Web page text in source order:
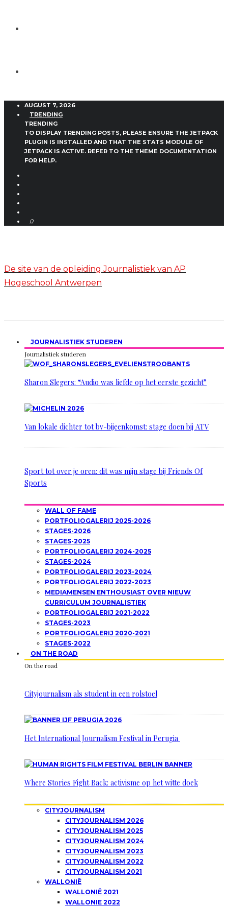
AUGUST 7, 2026
TRENDING
TRENDING
TO DISPLAY TRENDING POSTS, PLEASE ENSURE THE JETPACK
PLUGIN IS INSTALLED AND THAT THE STATS MODULE OF
JETPACK IS ACTIVE. REFER TO THE THEME DOCUMENTATION
FOR HELP.
0
De site van de opleiding Journalistiek van AP
Hogeschool Antwerpen
JOURNALISTIEK STUDEREN
Journalistiek studeren
Sharon Slegers: “Audio was liefde op het eerste gezicht”
Van lokale dichter tot bv-bijeenkomst: stage doen bij ATV
Sport tot over je oren: dit was mijn stage bij Friends Of
Sports
WALL OF FAME
PORTFOLIOGALERIJ 2025-2026
STAGES-2026
STAGES-2025
PORTFOLIOGALERIJ 2024-2025
STAGES-2024
PORTFOLIOGALERIJ 2023-2024
PORTFOLIOGALERIJ 2022-2023
MEDIAMENSEN ENTHOUSIAST OVER NIEUW
CURRICULUM JOURNALISTIEK
PORTFOLIOGALERIJ 2021-2022
STAGES-2023
PORTFOLIOGALERIJ 2020-2021
STAGES-2022
ON THE ROAD
On the road
Cityjournalism als student in een rolstoel
Het International Journalism Festival in Perugia
Where Stories Fight Back: activisme op het witte doek
CITYJOURNALISM
CITYJOURNALISM 2026
CITYJOURNALISM 2025
CITYJOURNALISM 2024
CITYJOURNALISM 2023
CITYJOURNALISM 2022
CITYJOURNALISM 2021
WALLONIË
WALLONIË 2021
WALLONIE 2022